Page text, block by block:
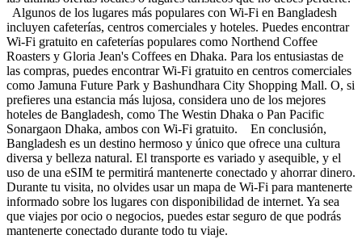
Algunos de los lugares más populares con Wi-Fi en Bangladesh
incluyen cafeterías, centros comerciales y hoteles. Puedes encontrar
Wi-Fi gratuito en cafeterías populares como Northend Coffee
Roasters y Gloria Jean's Coffees en Dhaka. Para los entusiastas de
las compras, puedes encontrar Wi-Fi gratuito en centros comerciales
como Jamuna Future Park y Bashundhara City Shopping Mall. O, si
prefieres una estancia más lujosa, considera uno de los mejores
hoteles de Bangladesh, como The Westin Dhaka o Pan Pacific
Sonargaon Dhaka, ambos con Wi-Fi gratuito. En conclusión,
Bangladesh es un destino hermoso y único que ofrece una cultura
diversa y belleza natural. El transporte es variado y asequible, y el
uso de una eSIM te permitirá mantenerte conectado y ahorrar dinero.
Durante tu visita, no olvides usar un mapa de Wi-Fi para mantenerte
informado sobre los lugares con disponibilidad de internet. Ya sea
que viajes por ocio o negocios, puedes estar seguro de que podrás
mantenerte conectado durante todo tu viaje.